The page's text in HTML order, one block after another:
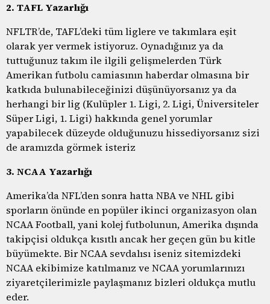
2. TAFL Yazarlığı
NFLTR’de, TAFL’deki tüm liglere ve takımlara eşit
olarak yer vermek istiyoruz. Oynadığınız ya da
tuttuğunuz takım ile ilgili gelişmelerden Türk
Amerikan futbolu camiasının haberdar olmasına bir
katkıda bulunabileceğinizi düşünüyorsanız ya da
herhangi bir lig (Kulüpler 1. Ligi, 2. Ligi, Üniversiteler
Süper Ligi, 1. Ligi) hakkında genel yorumlar
yapabilecek düzeyde olduğunuzu hissediyorsanız sizi
de aramızda görmek isteriz
3. NCAA Yazarlığı
Amerika’da NFL’den sonra hatta NBA ve NHL gibi
sporların önünde en popüler ikinci organizasyon olan
NCAA Football, yani kolej futbolunun, Amerika dışında
takipçisi oldukça kısıtlı ancak her geçen gün bu kitle
büyümekte. Bir NCAA sevdalısı iseniz sitemizdeki
NCAA ekibimize katılmanız ve NCAA yorumlarınızı
ziyaretçilerimizle paylaşmanız bizleri oldukça mutlu
eder.